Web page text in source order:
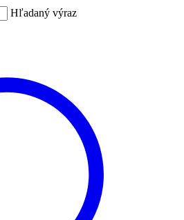
Hľadaný výraz